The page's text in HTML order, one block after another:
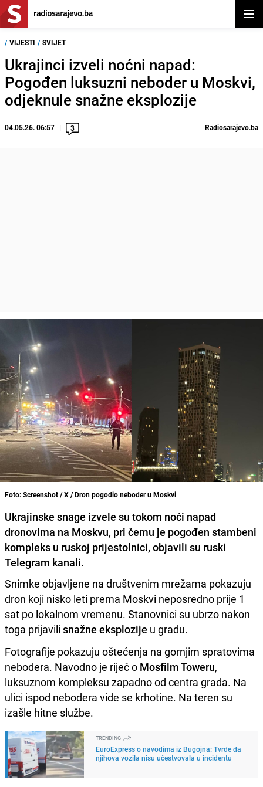
/ VIJESTI / SVIJET
Ukrajinci izveli noćni napad:
Pogođen luksuzni neboder u Moskvi,
odjeknule snažne eksplozije
04.05.26. 06:57 3 Radiosarajevo.ba
Foto: Screenshot / X / Dron pogodio neboder u Moskvi
Ukrajinske snage izvele su tokom noći napad
dronovima na Moskvu, pri čemu je pogođen stambeni
kompleks u ruskoj prijestolnici, objavili su ruski
Telegram kanali.
Snimke objavljene na društvenim mrežama pokazuju
dron koji nisko leti prema Moskvi neposredno prije 1
sat po lokalnom vremenu. Stanovnici su ubrzo nakon
toga prijavili snažne eksplozije u gradu.
Fotografije pokazuju oštećenja na gornjim spratovima
nebodera. Navodno je riječ o Mosfilm Toweru,
luksuznom kompleksu zapadno od centra grada. Na
ulici ispod nebodera vide se krhotine. Na teren su
izašle hitne službe.
TRENDING
EuroExpress o navodima iz Bugojna: Tvrde da
njihova vozila nisu učestvovala u incidentu